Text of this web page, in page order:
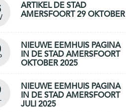
ARTIKEL DE STAD
AMERSFOORT 29 OKTOBER
NIEUWE EEMHUIS PAGINA
IN DE STAD AMERSFOORT
OKTOBER 2025
NIEUWE EEMHUIS PAGINA
IN DE STAD AMERSFOORT
JULI 2025